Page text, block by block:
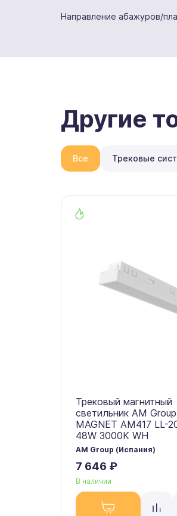
Направление абажуров/
Другие
Все Трековые
Трековый магнитный
светильник AM Group
MAGNET AM417 LL-
48W 3000K WH
AM Group (Испания)
7 646 ₽
В наличии